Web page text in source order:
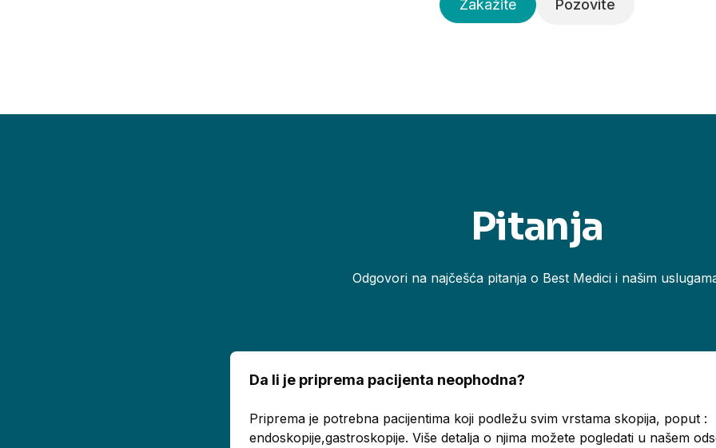
Zakažite Pozovite
Pitanja
Odgovori na najčešća pitanja o Best Medici i našim
Da li je priprema pacijenta neophodna?
Priprema je potrebna pacijentima koji podležu svim vrstama skopija, poput :
endoskopije,gastroskopije. Više detalja o njima možete pogledati u našem